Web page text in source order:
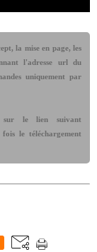
la mise en page, les
l'adresse url du
uniquement par
le lien suivant
le téléchargement